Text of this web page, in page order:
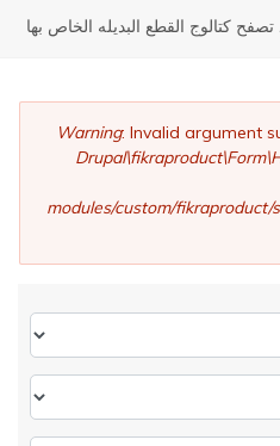
كتالوج القطع البديله الخاص بها
Warning: Invalid argument
modules/custom/fikraproduct/